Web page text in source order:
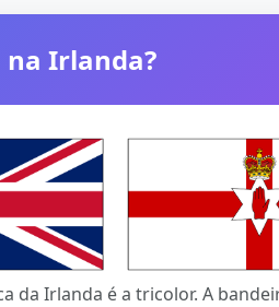
Irlanda?
da Irlanda é a tricolor. A